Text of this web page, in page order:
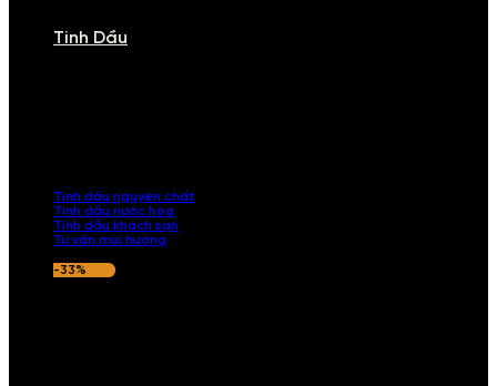
Tinh Dầu
Tinh dầu nguyên chất
Tinh dầu nước hoa
Tinh dầu khách sạn
Tư vấn mùi hương
-33%